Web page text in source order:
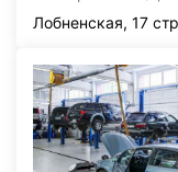
Лобненская, 17